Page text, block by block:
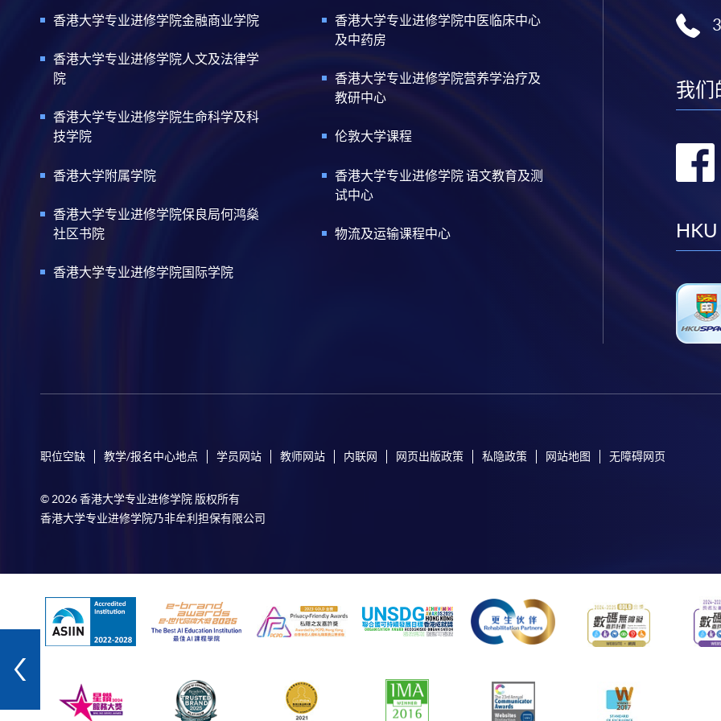
香港大学专业进修学院金融商业学院
香港大学专业进修学院人文及法律学
院
香港大学专业进修学院生命科学及科
技学院
香港大学附属学院
香港大学专业进修学院保良局何鸿燊
社区书院
香港大学专业进修学院国际学院
香港大学专业进修学院中医临床中心
及中药房
香港大学专业进修学院营养学治疗及
教研中心
伦敦大学课程
香港大学专业进修学院 语文教育及测
试中心
物流及运输课程中心
我们
HKU
职位空缺 教学/报名中心地点 学员网站 教师网站 内联网 网页出版政策 私隐政策 网站地图 无障碍网页
© 2026 香港大学专业进修学院 版权所有
香港大学专业进修学院乃非牟利担保有限公司